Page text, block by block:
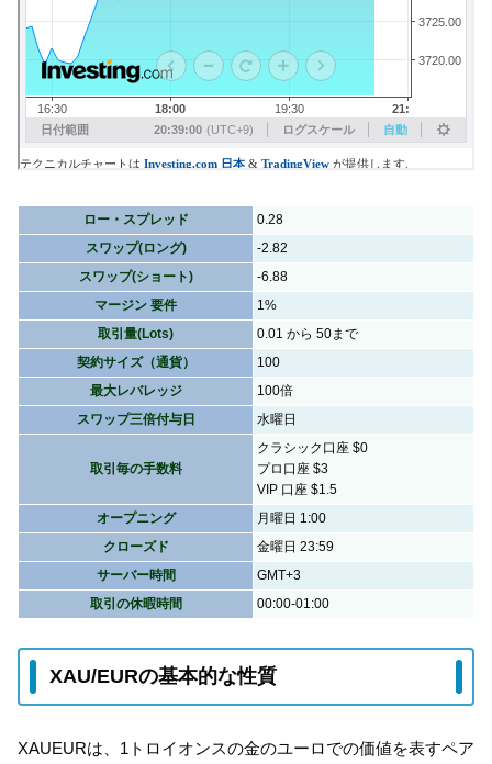
ロー・スプレッド
0.28
スワップ(ロング)
-2.82
スワップ(ショート)
-6.88
マージン 要件
1%
取引量(Lots)
0.01 から 50まで
契約サイズ（通貨）
100
最大レバレッジ
100倍
スワップ三倍付与日
水曜日
取引毎の手数料
クラシック口座 $0
プロ口座 $3
VIP 口座 $1.5
オープニング
月曜日 1:00
クローズド
金曜日 23:59
サーバー時間
GMT+3
取引の休暇時間
00:00-01:00
XAU/EURの基本的な性質
XAUEURは、1トロイオンスの金のユーロでの価値を表すペア